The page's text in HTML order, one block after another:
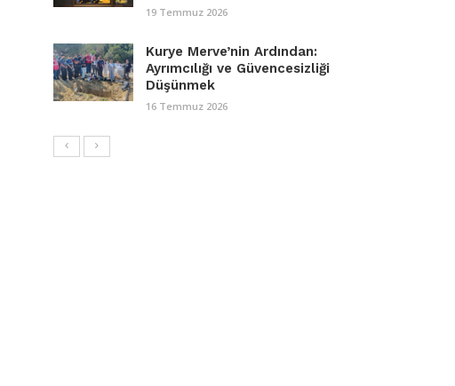
19 Temmuz 2026
Kurye Merve’nin Ardından:
Ayrımcılığı ve Güvencesizliği
Düşünmek
16 Temmuz 2026